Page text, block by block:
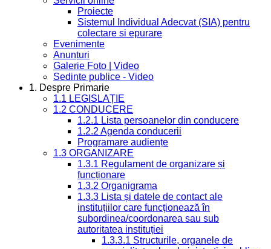
Proiecte
Sistemul Individual Adecvat (SIA) pentru
colectare si epurare
Evenimente
Anunțuri
Galerie Foto | Video
Sedinte publice - Video
1. Despre Primarie
1.1 LEGISLAȚIE
1.2 CONDUCERE
1.2.1 Lista persoanelor din conducere
1.2.2 Agenda conducerii
Programare audiențe
1.3 ORGANIZARE
1.3.1 Regulament de organizare și
funcționare
1.3.2 Organigrama
1.3.3 Lista și datele de contact ale
instituțiilor care funcționează în
subordinea/coordonarea sau sub
autoritatea instituției
1.3.3.1 Structurile, organele de